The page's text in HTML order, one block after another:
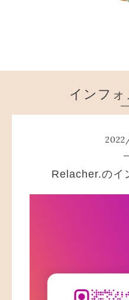
インフ
2022
Relacher.のイ